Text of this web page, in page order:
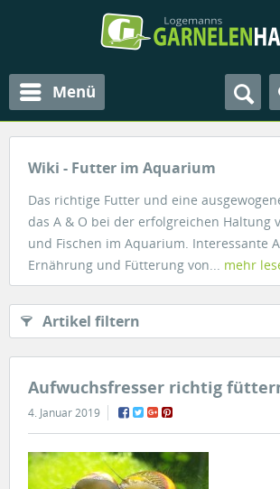
Menü
Wiki - Futter im Aquarium
Das richtige Futter und eine
das A & O bei der erfolgreichen Haltung
und Fischen im Aquarium. Interessante
Ernährung und Fütterung von... mehr
Artikel filtern
Aufwuchsfresser richtig
4. Januar 2019